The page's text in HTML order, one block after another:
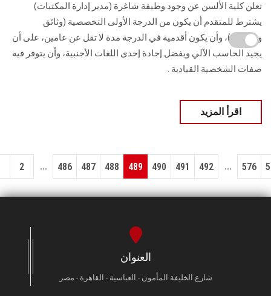
تعلن كلية الألسن عن وجود وظيفة شاغرة (مدير إدارة المكتبات)
يشترط للمتقدم أن يكون من الدرجة الأولى التخصصية (وثائق
ومكتبات)، وأن يكون أقدمية في الدرجة مدة لا تقل عن عامين، على أن
يجيد الحاسب الآلي ويفضل إجادة إحدى اللغات الأجنبية، وأن يتوفر فيه
صفات الشخصية القيادية .
اقرأ المزيد
2 ... 486 487 488 489 490 491 492 ... 576
العنوان
شارع الخليفة المأمون - العباسية - القاهرة - مصر